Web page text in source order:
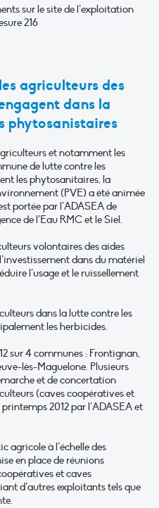
sur le site de l’exploitation
216
agriculteurs des
dans la
phytosanistaires
et notamment les
de lutte contre les
les phytosanitaires, la
(PVE) a été animée
portée par l’ADASEA de
de l’Eau RMC et le Siel.
volontaires des aides
dans du matériel
l’usage et le ruissellement
dans la lutte contre les
les herbicides.
sur 4 communes : Frontignan,
lès-Maguelone. Plusieurs
et de concertation
(caves coopératives et
2012 par l’ADASEA et
agricole à l’échelle des
en place de réunions
et caves
d’autres exploitants tels que